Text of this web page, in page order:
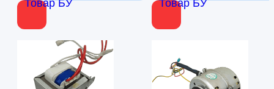
Товар БУ Товар БУ